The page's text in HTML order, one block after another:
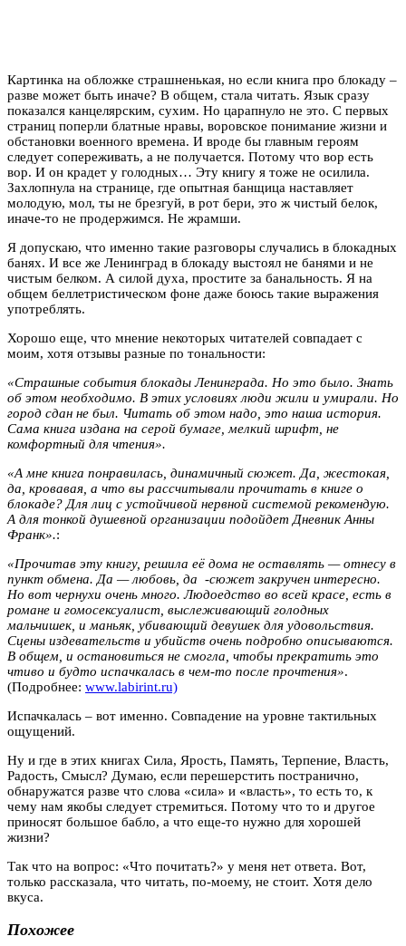
Картинка на обложке страшненькая, но если книга про блокаду –
разве может быть иначе? В общем, стала читать. Язык сразу
показался канцелярским, сухим. Но царапнуло не это. С первых
страниц поперли блатные нравы, воровское понимание жизни и
обстановки военного времена. И вроде бы главным героям
следует сопереживать, а не получается. Потому что вор есть
вор. И он крадет у голодных… Эту книгу я тоже не осилила.
Захлопнула на странице, где опытная банщица наставляет
молодую, мол, ты не брезгуй, в рот бери, это ж чистый белок,
иначе-то не продержимся. Не жрамши.
Я допускаю, что именно такие разговоры случались в блокадных
банях. И все же Ленинград в блокаду выстоял не банями и не
чистым белком. А силой духа, простите за банальность. Я на
общем беллетристическом фоне даже боюсь такие выражения
употреблять.
Хорошо еще, что мнение некоторых читателей совпадает с
моим, хотя отзывы разные по тональности:
«Страшные события блокады Ленинграда. Но это было. Знать
об этом необходимо. В этих условиях люди жили и умирали. Но
город сдан не был. Читать об этом надо, это наша история.
Сама книга издана на серой бумаге, мелкий шрифт, не
комфортный для чтения».
«А мне книга понравилась, динамичный сюжет. Да, жестокая,
да, кровавая, а что вы рассчитывали прочитать в книге о
блокаде? Для лиц с устойчивой нервной системой рекомендую.
А для тонкой душевной организации подойдет Дневник Анны
Франк».:
«Прочитав эту книгу, решила её дома не оставлять — отнесу в
пункт обмена. Да — любовь, да -сюжет закручен интересно.
Но вот чернухи очень много. Людоедство во всей красе, есть в
романе и гомосексуалист, выслеживающий голодных
мальчишек, и маньяк, убивающий девушек для удовольствия.
Сцены издевательств и убийств очень подробно описываются.
В общем, и остановиться не смогла, чтобы прекратить это
чтиво и будто испачкалась в чем-то после прочтения».
(Подробнее: www.labirint.ru)
Испачкалась – вот именно. Совпадение на уровне тактильных
ощущений.
Ну и где в этих книгах Сила, Ярость, Память, Терпение, Власть,
Радость, Смысл? Думаю, если перешерстить постранично,
обнаружатся разве что слова «сила» и «власть», то есть то, к
чему нам якобы следует стремиться. Потому что то и другое
приносят большое бабло, а что еще-то нужно для хорошей
жизни?
Так что на вопрос: «Что почитать?» у меня нет ответа. Вот,
только рассказала, что читать, по-моему, не стоит. Хотя дело
вкуса.
Похожее